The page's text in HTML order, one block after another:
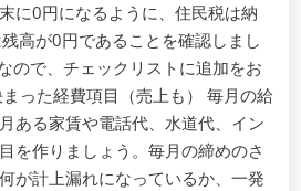
に0円になるように、住民税は納
高が0円であることを確認しまし
ので、チェックリストに追加をお
った経費項目（売上も） 毎月の給
ある家賃や電話代、水道代、イン
を作りましょう。毎月の締めのさ
が計上漏れになっているか、一発